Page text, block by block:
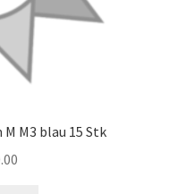
M3 blau 15 Stk